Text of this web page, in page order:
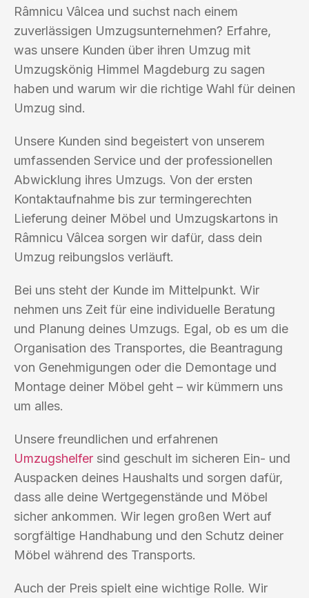
Râmnicu Vâlcea und suchst nach einem
zuverlässigen Umzugsunternehmen? Erfahre,
was unsere Kunden über ihren Umzug mit
Umzugskönig Himmel Magdeburg zu sagen
haben und warum wir die richtige Wahl für deinen
Umzug sind.
Unsere Kunden sind begeistert von unserem
umfassenden Service und der professionellen
Abwicklung ihres Umzugs. Von der ersten
Kontaktaufnahme bis zur termingerechten
Lieferung deiner Möbel und Umzugskartons in
Râmnicu Vâlcea sorgen wir dafür, dass dein
Umzug reibungslos verläuft.
Bei uns steht der Kunde im Mittelpunkt. Wir
nehmen uns Zeit für eine individuelle Beratung
und Planung deines Umzugs. Egal, ob es um die
Organisation des Transportes, die Beantragung
von Genehmigungen oder die Demontage und
Montage deiner Möbel geht – wir kümmern uns
um alles.
Unsere freundlichen und erfahrenen
Umzugshelfer sind geschult im sicheren Ein- und
Auspacken deines Haushalts und sorgen dafür,
dass alle deine Wertgegenstände und Möbel
sicher ankommen. Wir legen großen Wert auf
sorgfältige Handhabung und den Schutz deiner
Möbel während des Transports.
Auch der Preis spielt eine wichtige Rolle. Wir